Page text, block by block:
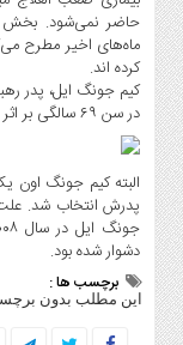
حریم
خصوصی
چند
رسانه
سیاست
حفظ
حریم
خصوصی
حاضر نمی‌شود. بخش
ماه‌های اخیر مطرح
کرده اند.
در سن ۶۹ سالگی بر اثر حمله قلبی درگذشت.
پدرش انتخاب شد.
دشوار شده بود.
برچسب ها :
این مطلب بدون